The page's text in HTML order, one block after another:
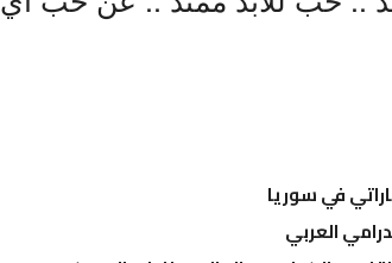
في سوريا
العربي